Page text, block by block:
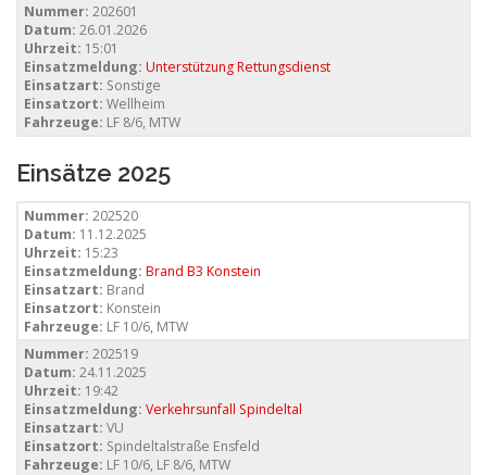
Nummer: 202601
Datum: 26.01.2026
Uhrzeit: 15:01
Einsatzmeldung: Unterstützung Rettungsdienst
Einsatzart: Sonstige
Einsatzort: Wellheim
Fahrzeuge: LF 8/6, MTW
Einsätze 2025
Nummer: 202520
Datum: 11.12.2025
Uhrzeit: 15:23
Einsatzmeldung: Brand B3 Konstein
Einsatzart: Brand
Einsatzort: Konstein
Fahrzeuge: LF 10/6, MTW
Nummer: 202519
Datum: 24.11.2025
Uhrzeit: 19:42
Einsatzmeldung: Verkehrsunfall Spindeltal
Einsatzart: VU
Einsatzort: Spindeltalstraße Ensfeld
Fahrzeuge: LF 10/6, LF 8/6, MTW